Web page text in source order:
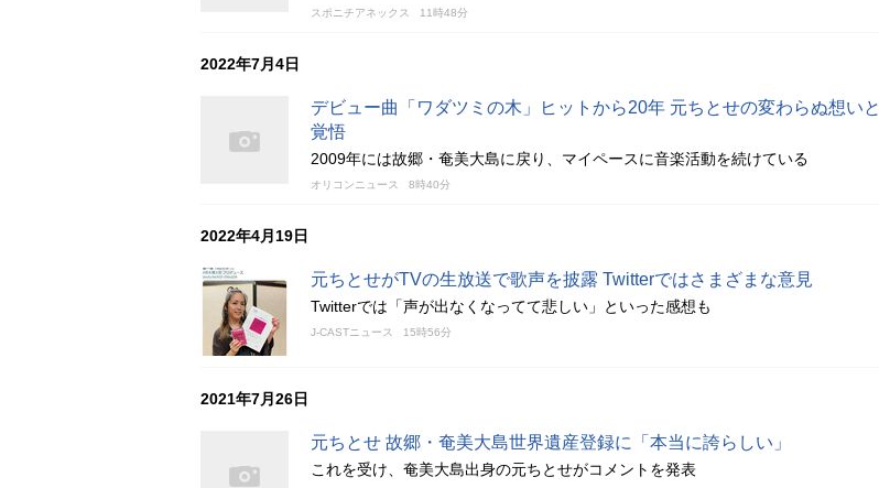
スポニチアネックス 11時48分
2022年7月4日
デビュー曲「ワダツミの木」ヒットから20年 元ちとせの変わらぬ想いと
覚悟
2009年には故郷・奄美大島に戻り、マイペースに音楽活動を続けている
オリコンニュース 8時40分
2022年4月19日
元ちとせがTVの生放送で歌声を披露 Twitterではさまざまな意見
Twitterでは「声が出なくなってて悲しい」といった感想も
J-CASTニュース 15時56分
2021年7月26日
元ちとせ 故郷・奄美大島世界遺産登録に「本当に誇らしい」
これを受け、奄美大島出身の元ちとせがコメントを発表